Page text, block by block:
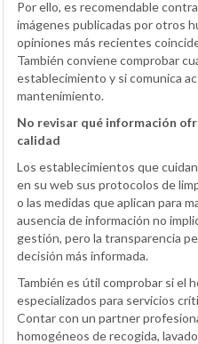
Por ello, es recomendable
imágenes publicadas por otros
opiniones más recientes
También conviene comprobar
establecimiento y si comunica
mantenimiento.
No revisar qué información
calidad
Los establecimientos que
en su web sus protocolos de
o las medidas que aplican para
ausencia de información no
gestión, pero la transparencia
decisión más informada.
También es útil comprobar si el
especializados para servicios
Contar con un partner
homogéneos de recogida,